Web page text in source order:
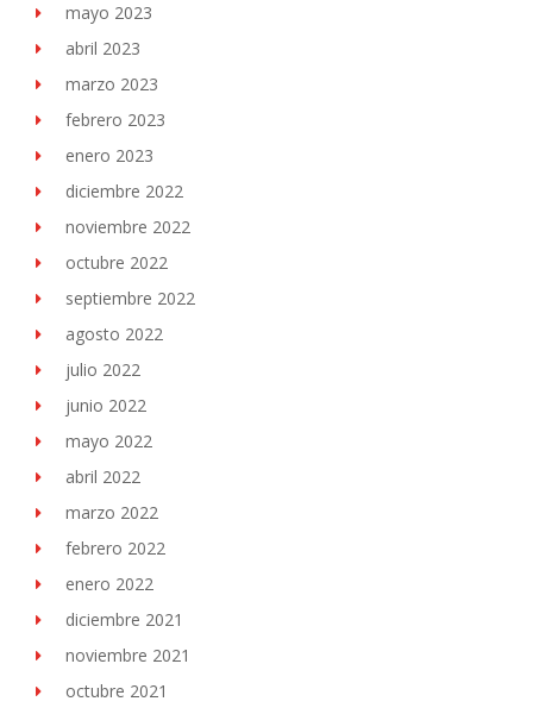
mayo 2023
abril 2023
marzo 2023
febrero 2023
enero 2023
diciembre 2022
noviembre 2022
octubre 2022
septiembre 2022
agosto 2022
julio 2022
junio 2022
mayo 2022
abril 2022
marzo 2022
febrero 2022
enero 2022
diciembre 2021
noviembre 2021
octubre 2021